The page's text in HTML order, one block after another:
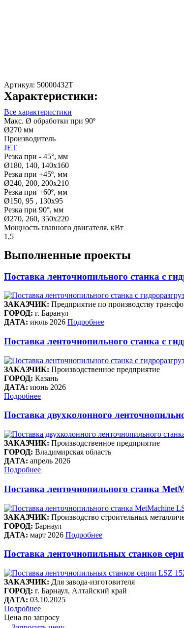
Артикул: 50000432T
Характеристики:
Все характеристики
Макс. Ø обработки при 90º
Ø270 мм
Производитель
JET
Резка при - 45°, мм
Ø180, 140, 140x160
Резка при +45º, мм
Ø240, 200, 200x210
Резка при +60º, мм
Ø150, 95 , 130x95
Резка при 90°, мм
Ø270, 260, 350х220
Мощность главного двигателя, кВт
1,5
Выполненные проекты
Поставка ленточнопильного станка c
ЗАКАЗЧИК: Предприятие по производству
ГОРОД: г. Баранул
ДАТА: июль 2026 Подробнее
Поставка ленточнопильного станка c
ЗАКАЗЧИК: Производственное предприятие
ГОРОД: Казань
ДАТА: июнь 2026
Подробнее
Поставка двухколонного
ЗАКАЗЧИК: Производственное предприятие
ГОРОД: Владимирская область
ДАТА: апрель 2026
Подробнее
Поставка ленточнопильного станка
ЗАКАЗЧИК: Производство строительных
ГОРОД: Барнаул
ДАТА: март 2026 Подробнее
Поставка ленточнопильных станков
ЗАКАЗЧИК: Для завода-изготовителя
ГОРОД: г. Барнаул, Алтайский край
ДАТА: 03.10.2025
Подробнее
Цена по запросу